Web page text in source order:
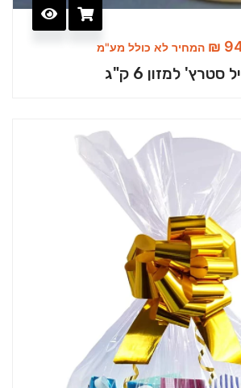
₪ המחיר לא כולל מע"מ
סטרץ' למזון 6 ק"ג